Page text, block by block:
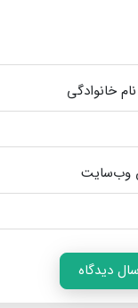
خانوادگی
وب‌سایت
دیدگاه